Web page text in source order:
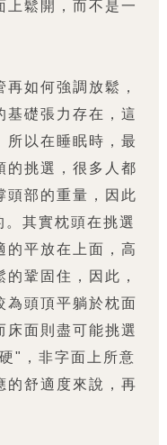
上鬆開，而不是一
如何強調放鬆，
基礎張力存在，這
所以在睡眠時，最
的挑選，很多人都
頭部的重量，因此
其實枕頭在挑選
的平放在上面，高
鞏固住，因此，
為頭頂平躺於枕面
床面則盡可能挑選
"，非字面上所意
的舒適度來說，再